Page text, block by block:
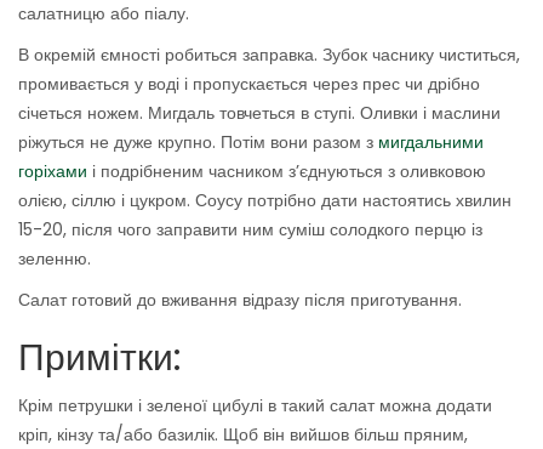
салатницю або піалу.
В окремій ємності робиться заправка. Зубок часнику чиститься,
промивається у воді і пропускається через прес чи дрібно
січеться ножем. Мигдаль товчеться в ступі. Оливки і маслини
ріжуться не дуже крупно. Потім вони разом з мигдальними
горіхами і подрібненим часником з’єднуються з оливковою
олією, сіллю і цукром. Соусу потрібно дати настоятись хвилин
15-20, після чого заправити ним суміш солодкого перцю із
зеленню.
Салат готовий до вживання відразу після приготування.
Примітки:
Крім петрушки і зеленої цибулі в такий салат можна додати
кріп, кінзу та/або базилік. Щоб він вийшов більш пряним,